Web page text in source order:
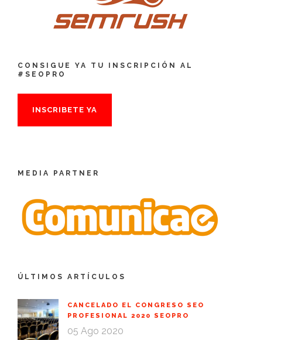
CONSIGUE YA TU INSCRIPCIÓN AL
#SEOPRO
INSCRIBETE YA
MEDIA PARTNER
ÚLTIMOS ARTÍCULOS
CANCELADO EL CONGRESO SEO
PROFESIONAL 2020 SEOPRO
05 Ago 2020